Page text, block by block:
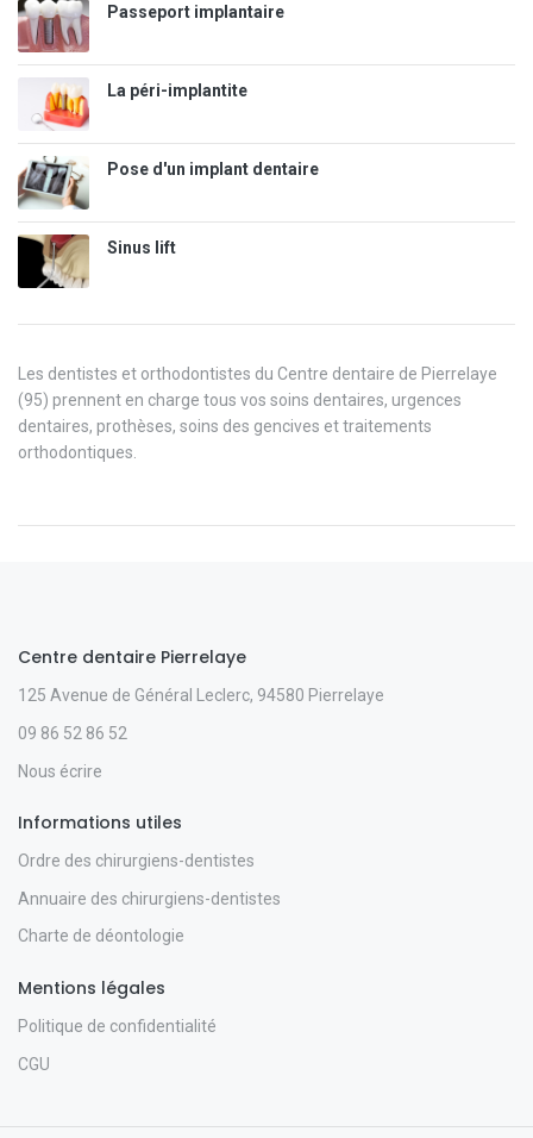
Passeport implantaire
La péri-implantite
Pose d'un implant dentaire
Sinus lift
Les dentistes et orthodontistes du Centre dentaire de Pierrelaye
(95) prennent en charge tous vos soins dentaires, urgences
dentaires, prothèses, soins des gencives et traitements
orthodontiques.
Centre dentaire Pierrelaye
125 Avenue de Général Leclerc, 94580 Pierrelaye
09 86 52 86 52
Nous écrire
Informations utiles
Ordre des chirurgiens-dentistes
Annuaire des chirurgiens-dentistes
Charte de déontologie
Mentions légales
Politique de confidentialité
CGU